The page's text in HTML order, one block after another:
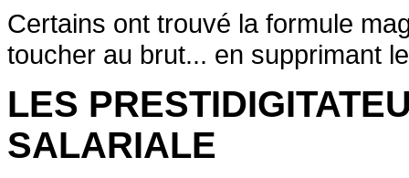
Certains ont trouvé la formule
toucher au brut... en supprimant
LES
SALARIALE